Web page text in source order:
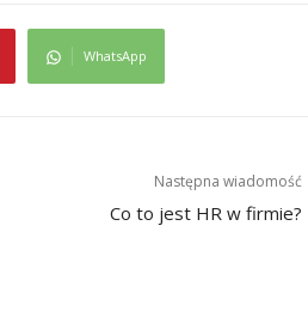
WhatsApp
Następna wiadomość
Co to jest HR w firmie?